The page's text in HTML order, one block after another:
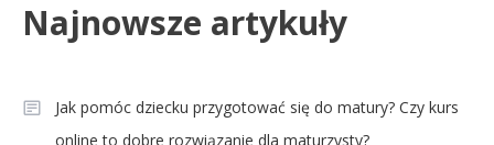
Najnowsze artykuły
Jak pomóc dziecku przygotować się do matury? Czy kurs
online to dobre rozwiązanie dla maturzysty?